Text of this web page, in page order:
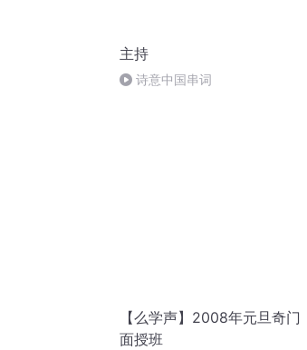
主持
诗意中国串词
【么学声】2008年元旦奇门
面授班